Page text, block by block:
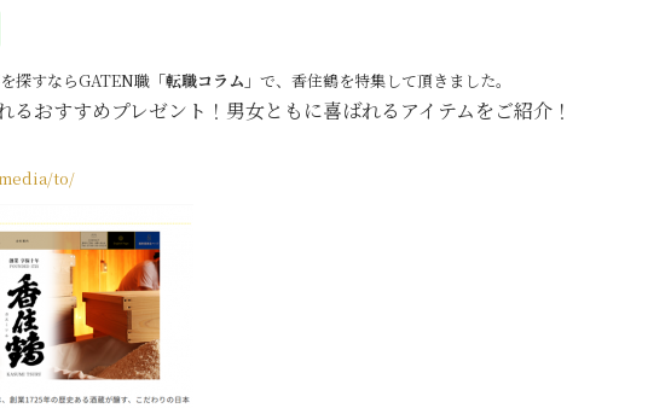
n
e探すならGATEN職 「転職コラム」 で、香住鶴を特集して頂きました。
るおすすめプレゼント！男女ともに喜ばれるアイテムをご紹介！
to/